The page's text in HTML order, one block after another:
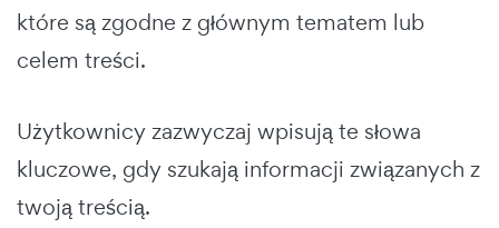
które są zgodne z głównym tematem lub
celem treści.
Użytkownicy zazwyczaj wpisują te słowa
kluczowe, gdy szukają informacji związanych z
twoją treścią.